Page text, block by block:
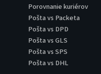
Porovnanie kuriérov
Pošta vs Packeta
Pošta vs DPD
Pošta vs GLS
Pošta vs SPS
Pošta vs DHL